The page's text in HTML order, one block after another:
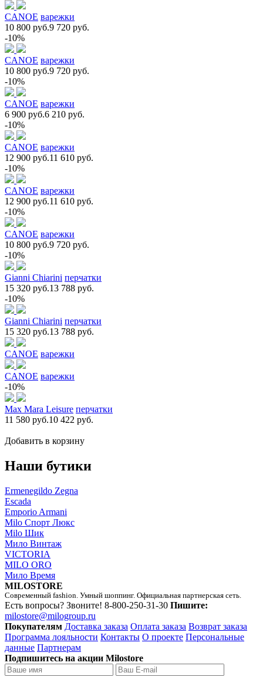
CANOE варежки
10 800 руб.9 720 руб.
-10%
CANOE варежки
10 800 руб.9 720 руб.
-10%
CANOE варежки
6 900 руб.6 210 руб.
-10%
CANOE варежки
12 900 руб.11 610 руб.
-10%
CANOE варежки
12 900 руб.11 610 руб.
-10%
CANOE варежки
10 800 руб.9 720 руб.
-10%
Gianni Chiarini перчатки
15 320 руб.13 788 руб.
-10%
Gianni Chiarini перчатки
15 320 руб.13 788 руб.
CANOE варежки
CANOE варежки
-10%
Max Mara Leisure перчатки
11 580 руб.10 422 руб.
Добавить в корзину
Наши бутики
Ermenegildo Zegna
Escada
Emporio Armani
Milo Спорт Люкс
Milo Шик
Мило Винтаж
VICTORIA
MILO ORO
Мило Время
MILOSTORE
Современный fashion. Умный шоппинг. Официальная партнерская сеть.
Есть вопросы? Звоните! 8-800-250-31-30 Пишите:
milostore@milogroup.ru
Покупателям Доставка заказа Оплата заказа Возврат заказа
Программа лояльности Контакты О проекте Персональные
данные Партнерам
Подпишитесь на акции Milostore